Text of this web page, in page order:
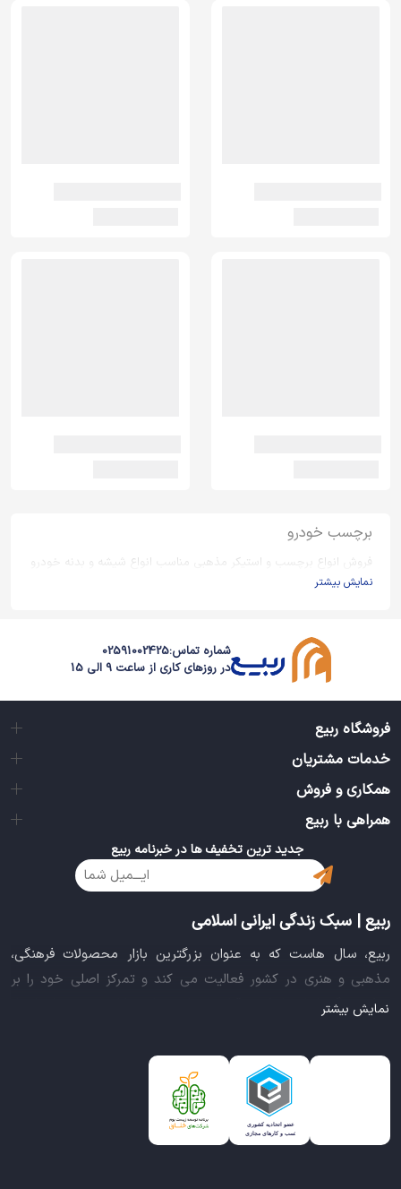
برچسب خودرو
فروش انواع برچسب و استیکر مذهبی مناسب انواع شیشه و بدنه خودرو
نمایش بیشتر
شماره تماس:02591002425
در روزهای کاری از ساعت 9 الی 15
فروشگاه ربیع
خدمات مشتریان
همکاری و فروش
همراهی با ربیع
جدید ترین تخفیف ها در خبرنامه ربیع
ربیع | سبک زندگی ایرانی اسلامی
ربیع، سال هاست که به عنوان بزرگترین بازار محصولات فرهنگی،
مذهبی و هنری در کشور فعالیت می کند و تمرکز اصلی خود را بر
سبک زندگی ایرانی اسلامی قرار داده است. این بازار مجموعه کاملی از
شما را برای خرید اینترنتی کالاهای فرهنگی، مذهبی و هنری برآورده
ایده خلاقانه عرضه محصولات فرهنگی در بستر اینترنت باعث شد تا
ربیع، علاوه بر داشتن نماد اعتماد الکترونیکی و مجوز سازمان صنفی
نمایش بیشتر